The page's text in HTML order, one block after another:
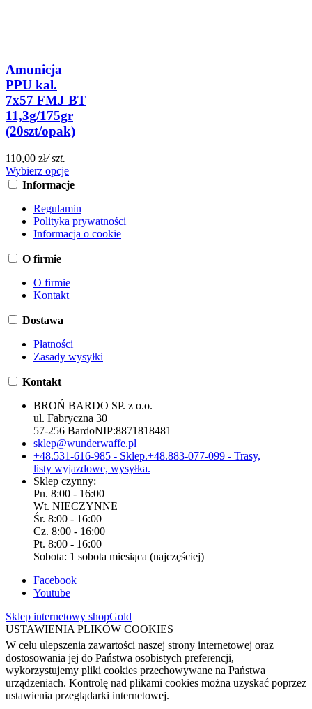
Amunicja
PPU kal.
7x57 FMJ BT
11,3g/175gr
(20szt/opak)
110,00 zł/ szt.
Wybierz opcje
Informacje
Regulamin
Polityka prywatności
Informacja o cookie
O firmie
O firmie
Kontakt
Dostawa
Płatności
Zasady wysyłki
Kontakt
BROŃ BARDO SP. z o.o.
ul. Fabryczna 30
57-256 BardoNIP:8871818481
sklep@wunderwaffe.pl
+48.531-616-985 - Sklep.+48.883-077-099 - Trasy,
listy wyjazdowe, wysyłka.
Sklep czynny:
Pn. 8:00 - 16:00
Wt. NIECZYNNE
Śr. 8:00 - 16:00
Cz. 8:00 - 16:00
Pt. 8:00 - 16:00
Sobota: 1 sobota miesiąca (najczęściej)
Facebook
Youtube
Sklep internetowy shopGold
USTAWIENIA PLIKÓW COOKIES
W celu ulepszenia zawartości naszej strony internetowej oraz
dostosowania jej do Państwa osobistych preferencji,
wykorzystujemy pliki cookies przechowywane na Państwa
urządzeniach. Kontrolę nad plikami cookies można uzyskać poprzez
ustawienia przeglądarki internetowej.